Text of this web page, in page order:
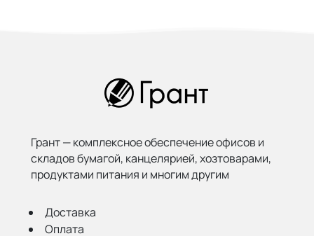
Грант — комплексное обеспечение офисов и
складов бумагой, канцелярией, хозтоварами,
продуктами питания и многим другим
Доставка
Оплата